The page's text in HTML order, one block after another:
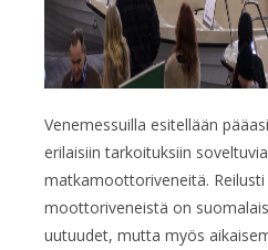
Venemessuilla esitellään
erilaisiin tarkoituksiin
matkamoottoriveneitä.
moottoriveneistä on
uutuudet, mutta myös